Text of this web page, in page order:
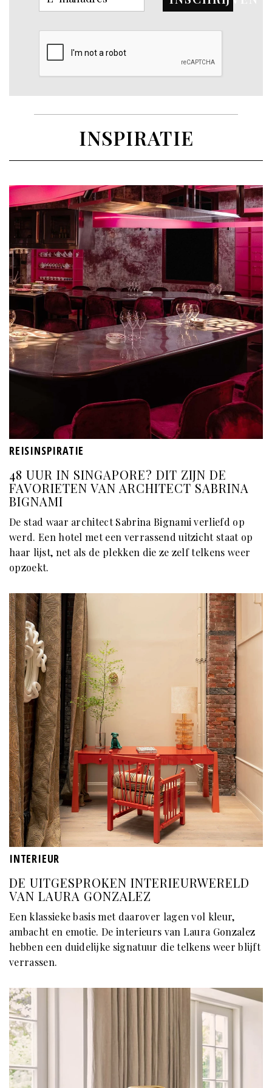
INSPIRATIE
REISINSPIRATIE
48 UUR IN SINGAPORE? DIT ZIJN DE
FAVORIETEN VAN ARCHITECT SABRINA
BIGNAMI
De stad waar architect Sabrina Bignami verliefd op
werd. Een hotel met een verrassend uitzicht staat op
haar lijst, net als de plekken die ze zelf telkens weer
opzoekt.
INTERIEUR
DE UITGESPROKEN INTERIEURWERELD
VAN LAURA GONZALEZ
Een klassieke basis met daarover lagen vol kleur,
ambacht en emotie. De interieurs van Laura Gonzalez
hebben een duidelijke signatuur die telkens weer blijft
verrassen.